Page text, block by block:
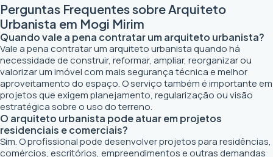
Perguntas Frequentes sobre Arquiteto
Urbanista em Mogi Mirim
Quando vale a pena contratar um arquiteto urbanista?
Vale a pena contratar um arquiteto urbanista quando há
necessidade de construir, reformar, ampliar, reorganizar ou
valorizar um imóvel com mais segurança técnica e melhor
aproveitamento do espaço. O serviço também é importante em
projetos que exigem planejamento, regularização ou visão
estratégica sobre o uso do terreno.
O arquiteto urbanista pode atuar em projetos
residenciais e comerciais?
Sim. O profissional pode desenvolver projetos para residências,
comércios, escritórios, empreendimentos e outras demandas